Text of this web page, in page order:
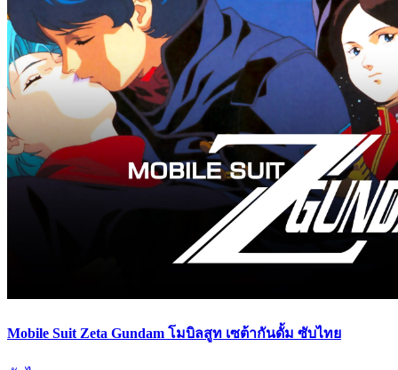
Mobile Suit Zeta Gundam โมบิลสูท เซต้ากันดั้ม ซับไทย